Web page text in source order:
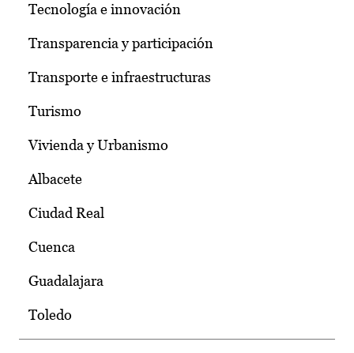
Tecnología e innovación
Transparencia y participación
Transporte e infraestructuras
Turismo
Vivienda y Urbanismo
Albacete
Ciudad Real
Cuenca
Guadalajara
Toledo